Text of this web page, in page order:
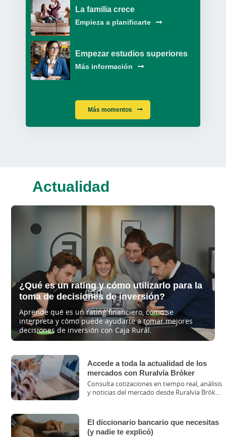
La familia crece
Empieza a planificarte
Empezar estudios superiores
Más información
Más momentos
Actualidad
Este bloque de noticias sigue el siguiente orden de
¿Qué es un rating y cómo utilizarlo para la
toma de decisiones de inversión?
Aprende qué es un rating financiero, cómo se
interpreta y cómo puede ayudarte a tomar mejores
decisiones de inversión con Caja Rural.
Accede a toda la actualidad de los
mercados con Ruralvía Bróker
Consulta cotizaciones en tiempo real, análisis
y noticias del mercado desde Ruralvía Bróker.
El diccionario bancario que necesitas
(y nadie te explicó)